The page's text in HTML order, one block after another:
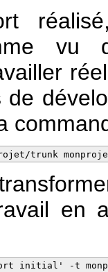
vu
de
trunk
en
initial' -t